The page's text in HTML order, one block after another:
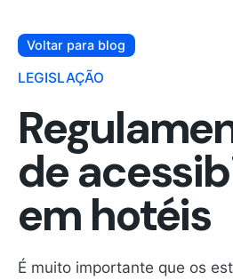
Voltar para blog
LEGISLAÇÃO
de
em hotéis
É muito importante que os